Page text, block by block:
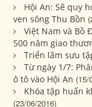
Hội An: Sẽ quy
ven sông Thu Bồn
Việt Nam và Bồ
500 năm giao
Triển lãm sưu
Từ ngày 1/7:
ô tô vào Hội An (15/
Khóa tập huấn
(23/06/2016)